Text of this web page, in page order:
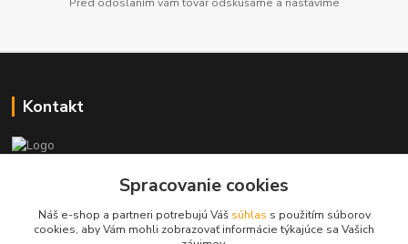
Kontakt
+421 917 869 471, +421 917 817 905
info@monitorrs.com
Spracovanie cookies
Náš e-shop a partneri potrebujú Váš súhlas s použitím súborov
cookies, aby Vám mohli zobrazovať informácie týkajúce sa Vašich